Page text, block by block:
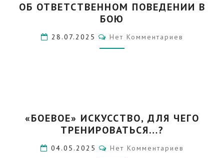
ОТВЕТСТВЕННОМ
ПОВЕДЕНИИ
БОЮ
ОБ ОТВЕТСТВЕННОМ ПОВЕДЕНИИ В
БОЮ
28.07.2025 Комментарии
Нет Комментариев
ИСКУССТВО,
ДЛЯ
ТРЕНИРОВАТЬСЯ…?
«БОЕВОЕ» ИСКУССТВО, ДЛЯ ЧЕГО
ТРЕНИРОВАТЬСЯ…?
04.05.2025 Комментарии
Нет Комментариев